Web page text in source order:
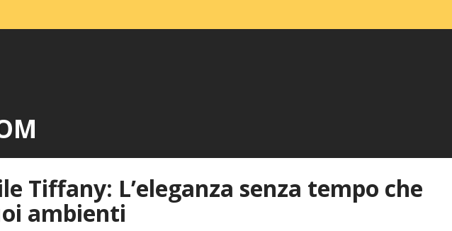
Tiffany: L’eleganza senza tempo che
ambienti